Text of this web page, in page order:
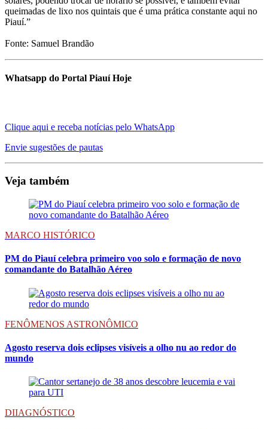
queimadas de lixo nos quintais que é uma prática constante aqui no
Piauí.”
Fonte: Samuel Brandão
Whatsapp do Portal Piauí Hoje
Clique aqui e receba notícias pelo WhatsApp
Envie sugestões de pautas
Veja também
MARCO HISTÓRICO
PM do Piauí celebra primeiro voo solo e formação de novo
comandante do Batalhão Aéreo
FENÔMENOS ASTRONÔMICO
Agosto reserva dois eclipses visíveis a olho nu ao redor do
mundo
DIIAGNÓSTICO